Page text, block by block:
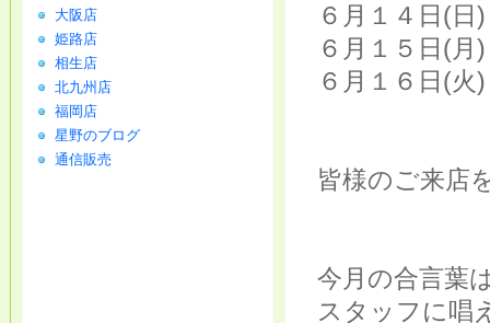
６月１４日(
６月１５日(
６月１６日(
皆様のご来店
今月の合言葉
スタッフに唱
大阪店
姫路店
相生店
北九州店
福岡店
星野のブログ
通信販売